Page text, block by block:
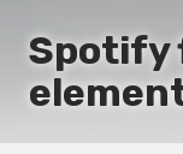
Spotify